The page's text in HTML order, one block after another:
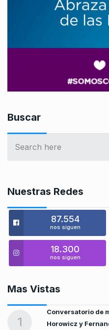
Buscar
Nuestras Redes
87.554
nos siguen
18.300
nos siguen
Mas Vistas
1
Conversatorio de
Horowicz y